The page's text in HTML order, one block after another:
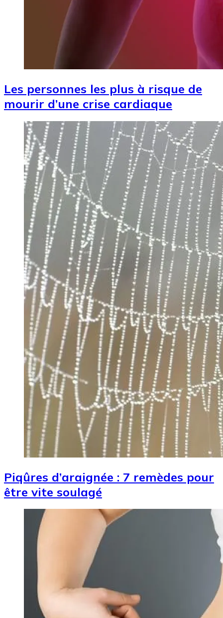
Les personnes les plus à risque de
mourir d’une crise cardiaque
Image
Piqûres d’araignée : 7 remèdes pour
être vite soulagé
Image